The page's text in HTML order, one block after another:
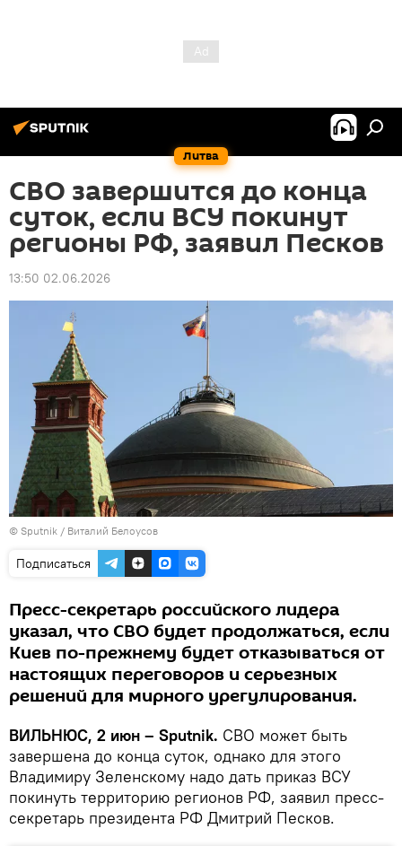
Литва
СВО завершится до конца
суток, если ВСУ покинут
регионы РФ, заявил Песков
13:50 02.06.2026
© Sputnik / Виталий Белоусов
Подписаться
Пресс-секретарь российского лидера
указал, что СВО будет продолжаться, если
Киев по-прежнему будет отказываться от
настоящих переговоров и серьезных
решений для мирного урегулирования.
ВИЛЬНЮС, 2 июн – Sputnik. СВО может быть
завершена до конца суток, однако для этого
Владимиру Зеленскому надо дать приказ ВСУ
покинуть территорию регионов РФ, заявил пресс-
секретарь президента РФ Дмитрий Песков.